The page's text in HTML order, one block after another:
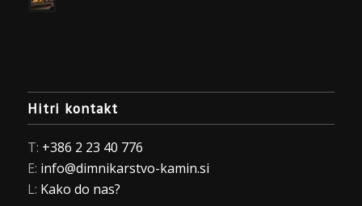
Hitri kontakt
T: +386 2 23 40 776
E: info@dimnikarstvo-kamin.si
L: Kako do nas?